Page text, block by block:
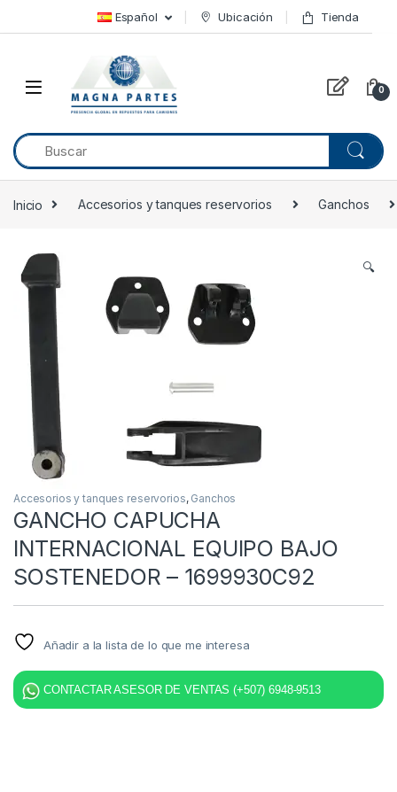
Skip to navigation Español Ubicación Tienda
0
Inicio Accesorios y tanques reservorios Ganchos
🔍
Accesorios y tanques reservorios, Ganchos
GANCHO CAPUCHA
INTERNACIONAL EQUIPO BAJO
SOSTENEDOR – 1699930C92
Añadir a la lista de lo que me interesa
CONTACTAR ASESOR DE VENTAS (+507) 6948-9513